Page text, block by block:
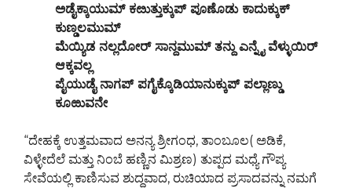
ಅಡೈಕ್ಕಾಯುಮ್ ಕೞುತ್ತುಕ್ಕುಪ್ ಪೂಣೊಡು ಕಾದುಕ್ಕುಕ್
ಕುಣ್ಡಲಮುಮ್
ಮೆಯ್ಯಿಡ ನಲ್ಲದೋರ್ ಸಾನ್ದಮುಮ್ ತನ್ದು ಎನ್ನೈ ವೆಳ್ಳುಯಿರ್
ಆಕ್ಕವಲ್ಲ
ಪೈಯುಡೈ ನಾಗಪ್ ಪಗೈಕ್ಕೊಡಿಯಾನುಕ್ಕುಪ್ ಪಲ್ಲಾಣ್ಡು
ಕೂಱುವನೇ
“ದೇಹಕ್ಕೆ ಉತ್ತಮವಾದ ಅನನ್ಯ ಶ್ರೀಗಂಧ, ತಾಂಬೂಲ( ಅಡಿಕೆ,
ವಿಳ್ಳೇದೆಲೆ ಮತ್ತು ನಿಂಬೆ ಹಣ್ಣಿನ ಮಿಶ್ರಣ) ತುಪ್ಪದ ಮಧ್ಯೆ ಗೌಪ್ಯ
ಸೇವೆಯಲ್ಲಿ ಕಾಣಿಸುವ ಶುದ್ಧವಾದ, ರುಚಿಯಾದ ಪ್ರಸಾದವನ್ನು ನಮಗೆ